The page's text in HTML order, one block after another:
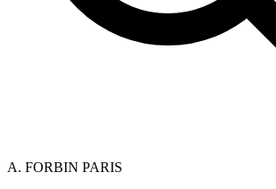
A. FORBIN PARIS